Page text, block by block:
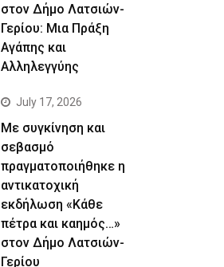
στον Δήμο Λατσιών-
Γερίου: Μια Πράξη
Αγάπης και
Αλληλεγγύης
July 17, 2026
Με συγκίνηση και
σεβασμό
πραγματοποιήθηκε η
αντικατοχική
εκδήλωση «Κάθε
πέτρα και καημός…»
στον Δήμο Λατσιών-
Γερίου